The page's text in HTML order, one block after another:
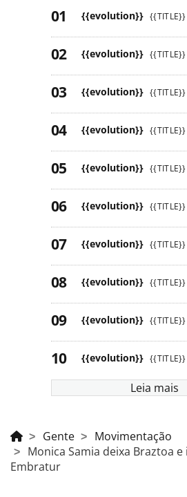
{{evolution}} {{TITLE}}
{{evolution}} {{TITLE}}
{{evolution}} {{TITLE}}
{{evolution}} {{TITLE}}
{{evolution}} {{TITLE}}
{{evolution}} {{TITLE}}
{{evolution}} {{TITLE}}
{{evolution}} {{TITLE}}
{{evolution}} {{TITLE}}
{{evolution}} {{TITLE}}
Leia mais
Gente
Movimentação
Monica Samia deixa Braztoa
Embratur